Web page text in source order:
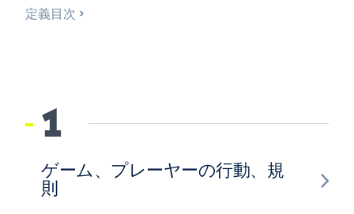
定義目次
1
ゲーム、プレーヤーの行動、規
則